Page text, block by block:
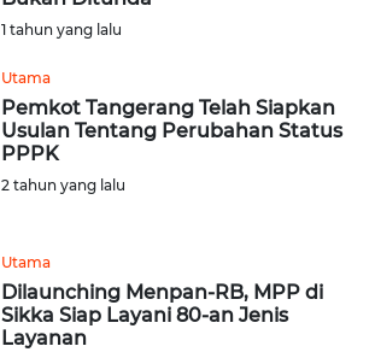
1 tahun yang lalu
Utama
Pemkot Tangerang Telah Siapkan
Usulan Tentang Perubahan Status
PPPK
2 tahun yang lalu
Utama
Dilaunching Menpan-RB, MPP di
Sikka Siap Layani 80-an Jenis
Layanan